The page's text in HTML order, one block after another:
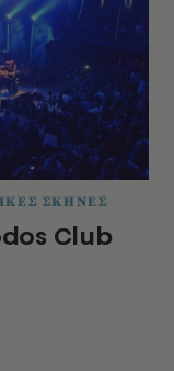
ΣΚΗΝΕΣ
Club